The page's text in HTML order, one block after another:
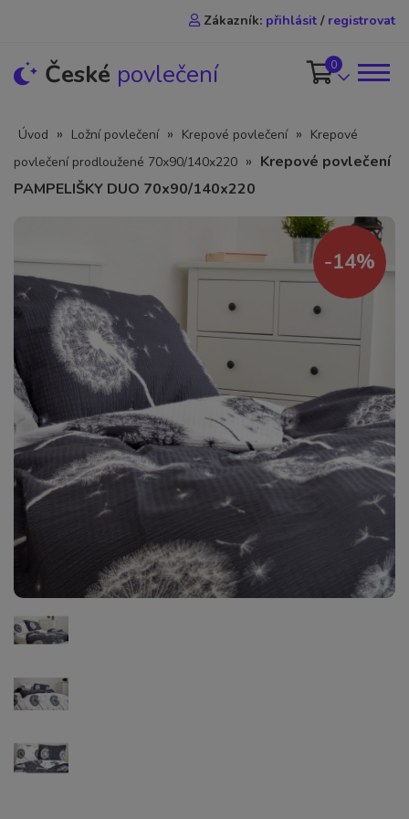
Zákazník: přihlásit / registrovat
České povlečení 0
Úvod » Ložní povlečení » Krepové povlečení » Krepové
povlečení prodloužené 70x90/140x220 » Krepové povlečení
PAMPELIŠKY DUO 70x90/140x220
-14%